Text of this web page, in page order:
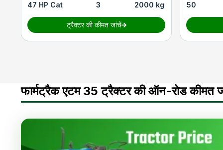
47 HP Cat 3 2000 kg
ट्रैक्टर की कीमत जांचें
50
फार्मट्रैक एटम 35 ट्रैक्टर की ऑन-रोड कीमत